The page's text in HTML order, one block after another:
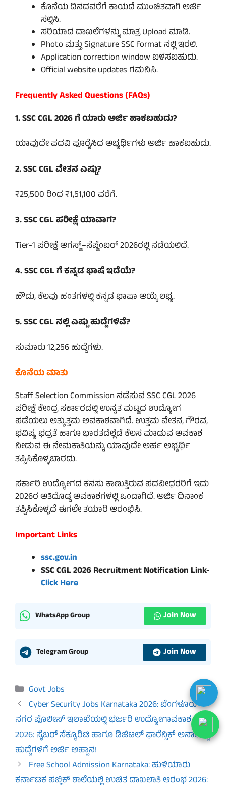
ಕೊನೆಯ ದಿನದವರೆಗೆ ಕಾಯದೆ ಮುಂಚಿತವಾಗಿ ಅರ್ಜಿ
ಸಲ್ಲಿಸಿ.
ಸರಿಯಾದ ದಾಖಲೆಗಳನ್ನು ಮಾತ್ರ Upload ಮಾಡಿ.
Photo ಮತ್ತು Signature SSC format ನಲ್ಲಿ ಇರಲಿ.
Application correction window ಬಳಸಬಹುದು.
Official website updates ಗಮನಿಸಿ.
Frequently Asked Questions (FAQs)
1. SSC CGL 2026 ಗೆ ಯಾರು ಅರ್ಜಿ ಹಾಕಬಹುದು?
ಯಾವುದೇ ಪದವಿ ಪೂರೈಸಿದ ಅಭ್ಯರ್ಥಿಗಳು ಅರ್ಜಿ ಹಾಕಬಹುದು.
2. SSC CGL ವೇತನ ಎಷ್ಟು?
₹25,500 ರಿಂದ ₹1,51,100 ವರೆಗೆ.
3. SSC CGL ಪರೀಕ್ಷೆ ಯಾವಾಗ?
Tier-1 ಪರೀಕ್ಷೆ ಆಗಸ್ಟ್–ಸೆಪ್ಟೆಂಬರ್ 2026ರಲ್ಲಿ ನಡೆಯಲಿದೆ.
4. SSC CGL ಗೆ ಕನ್ನಡ ಭಾಷೆ ಇದೆಯೆ?
ಹೌದು, ಕೆಲವು ಹಂತಗಳಲ್ಲಿ ಕನ್ನಡ ಭಾಷಾ ಆಯ್ಕೆ ಲಭ್ಯ.
5. SSC CGL ನಲ್ಲಿ ಎಷ್ಟು ಹುದ್ದೆಗಳಿವೆ?
ಸುಮಾರು 12,256 ಹುದ್ದೆಗಳು.
ಕೊನೆಯ ಮಾತು
Staff Selection Commission ನಡೆಸುವ SSC CGL 2026
ಪರೀಕ್ಷೆ ಕೇಂದ್ರ ಸರ್ಕಾರದಲ್ಲಿ ಉನ್ನತ ಮಟ್ಟದ ಉದ್ಯೋಗ
ಪಡೆಯಲು ಅತ್ಯುತ್ತಮ ಅವಕಾಶವಾಗಿದೆ. ಉತ್ತಮ ವೇತನ, ಗೌರವ,
ಭವಿಷ್ಯ ಭದ್ರತೆ ಹಾಗೂ ಭಾರತದೆಲ್ಲೆಡೆ ಕೆಲಸ ಮಾಡುವ ಅವಕಾಶ
ನೀಡುವ ಈ ನೇಮಕಾತಿಯನ್ನು ಯಾವುದೇ ಅರ್ಹ ಅಭ್ಯರ್ಥಿ
ತಪ್ಪಿಸಿಕೊಳ್ಳಬಾರದು.
ಸರ್ಕಾರಿ ಉದ್ಯೋಗದ ಕನಸು ಕಾಣುತ್ತಿರುವ ಪದವೀಧರರಿಗೆ ಇದು
2026ರ ಅತಿದೊಡ್ಡ ಅವಕಾಶಗಳಲ್ಲಿ ಒಂದಾಗಿದೆ. ಅರ್ಜಿ ದಿನಾಂಕ
ತಪ್ಪಿಸಿಕೊಳ್ಳದೆ ಈಗಲೇ ತಯಾರಿ ಆರಂಭಿಸಿ.
Important Links
ssc.gov.in
SSC CGL 2026 Recruitment Notification Link-
Click Here
WhatsApp Group Join Now
Telegram Group Join Now
Categories
Govt Jobs
Cyber Security Jobs Karnataka 2026: ಬೆಂಗಳೂರು
ನಗರ ಪೊಲೀಸ್ ಇಲಾಖೆಯಲ್ಲಿ ಭರ್ಜರಿ ಉದ್ಯೋಗಾವಕಾಶ
2026: ಸೈಬರ್ ಸೆಕ್ಯೂರಿಟಿ ಹಾಗೂ ಡಿಜಿಟಲ್ ಫಾರೆನ್ಸಿಕ್ ಅನಾಲಿಸ್ಟ್
ಹುದ್ದೆಗಳಿಗೆ ಅರ್ಜಿ ಆಹ್ವಾನ!
Free School Admission Karnataka: ಹುಳಿಯಾರು
ಕರ್ನಾಟಕ ಪಬ್ಲಿಕ್ ಶಾಲೆಯಲ್ಲಿ ಉಚಿತ ದಾಖಲಾತಿ ಆರಂಭ 2026: